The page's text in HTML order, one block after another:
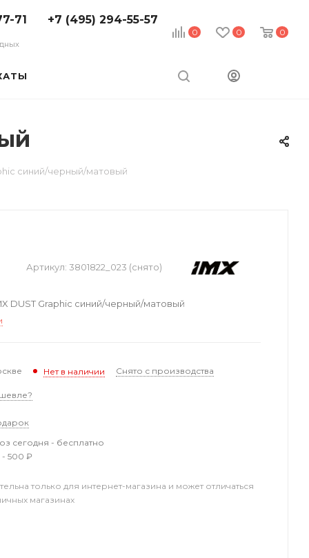
0 0 0
71 +7 (495) 294-55-57
синий/черный/матовый
Артикул: 3801822_023 (снято)
DUST Graphic синий/черный/матовый
Нет в наличии Снято с производства
сегодня - бесплатно
- 500 ₽
только для интернет-магазина и может отличаться
магазинах